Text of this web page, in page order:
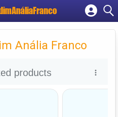
Cadastrar empresa
Criar conta
Anália Franco